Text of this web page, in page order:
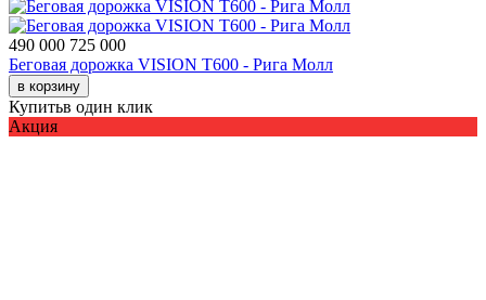
490 000 725 000
Беговая дорожка VISION T600 - Рига Молл
в корзину
Купитьв один клик
Акция